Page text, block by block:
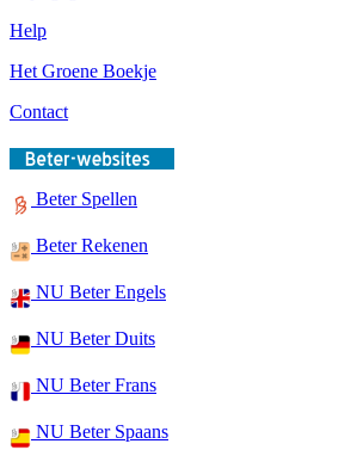
Help
Het Groene Boekje
Contact
Beter Spellen
Beter Rekenen
NU Beter Engels
NU Beter Duits
NU Beter Frans
NU Beter Spaans